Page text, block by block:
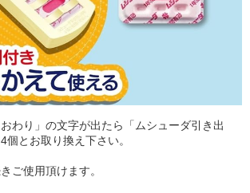
わり」の文字が出たら「ムシューダ引き出
個とお取り換え下さい。
ご使用頂けます。